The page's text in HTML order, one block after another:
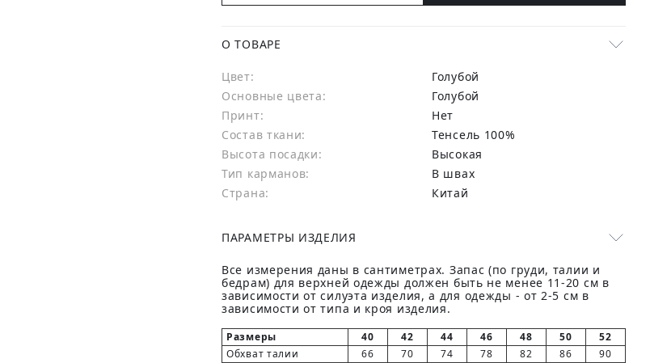
О ТОВАРЕ
Цвет:
Голубой
Основные цвета:
голубой
Принт:
Нет
Состав ткани:
тенсель 100%
Высота посадки:
Высокая
Тип карманов:
В швах
Страна:
Китай
ПАРАМЕТРЫ ИЗДЕЛИЯ
Все измерения даны в сантиметрах. Запас (по груди, талии и
бедрам) для верхней одежды должен быть не менее 11-20 см в
зависимости от силуэта изделия, а для одежды - от 2-5 см в
зависимости от типа и кроя изделия.
Размеры 40 42 44 46 48 50
52
Обхват талии
66 70 74 78 82 86
90